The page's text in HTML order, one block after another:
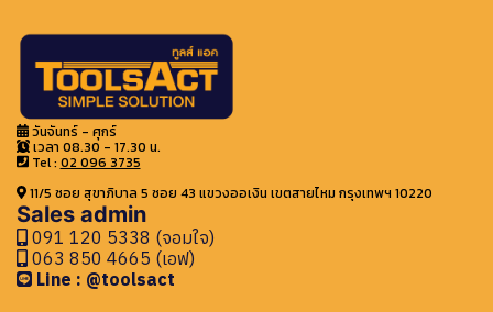
วันจันทร์ - ศุกร์
เวลา 08.30 - 17.30 น.
Tel : 02 096 3735
11/5 ซอย สุขาภิบาล 5 ซอย 43 แขวงออเงิน เขตสายไหม กรุงเทพฯ 10220
Sales admin
091 120 5338 (จอมใจ)
063 850 4665 (เอฟ)
Line : @toolsact